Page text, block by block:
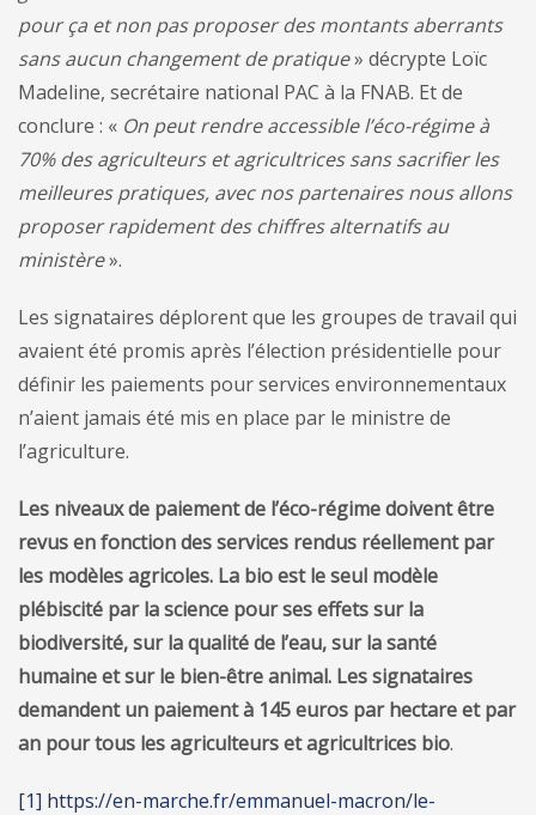
pour ça et non pas proposer des montants aberrants
sans aucun changement de pratique» décrypte Loïc
Madeline, secrétaire national PAC à la FNAB. Et de
conclure : « On peut rendre accessible l’éco-régime à
70% des agriculteurs et agricultrices sans sacrifier les
meilleures pratiques, avec nos partenaires nous allons
proposer rapidement des chiffres alternatifs au
ministère».
Les signataires déplorent que les groupes de travail qui
avaient été promis après l’élection présidentielle pour
définir les paiements pour services environnementaux
n’aient jamais été mis en place par le ministre de
l’agriculture.
Les niveaux de paiement de l’éco-régime doivent être
revus en fonction des services rendus réellement par
les modèles agricoles. La bio est le seul modèle
plébiscité par la science pour ses effets sur la
biodiversité, sur la qualité de l’eau, sur la santé
humaine et sur le bien-être animal. Les signataires
demandent un paiement à 145 euros par hectare et par
an pour tous les agriculteurs et agricultrices bio.
[1] https://en-marche.fr/emmanuel-macron/le-